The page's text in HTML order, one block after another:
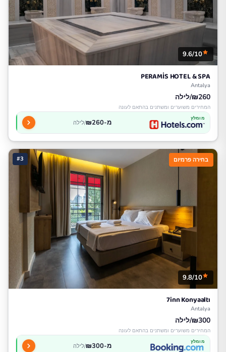
9.6/10
PERAMİS HOTEL & SPA
Antalya
₪260/לילה
המחירים משוערים ומשתנים בהתאם לעונה
מומלץ מ-₪260 /לילה
#3 בחירה פרמיום
9.8/10
7inn Konyaaltı
Antalya
₪300/לילה
המחירים משוערים ומשתנים בהתאם לעונה
מומלץ מ-₪300 /לילה